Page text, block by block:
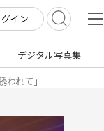
イン
デジタル写真集
れて」